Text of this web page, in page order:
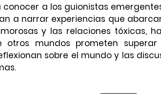
conocer a los guionistas
a narrar experiencias que
y las relaciones tóxicas,
otros mundos prometen
sobre el mundo y las